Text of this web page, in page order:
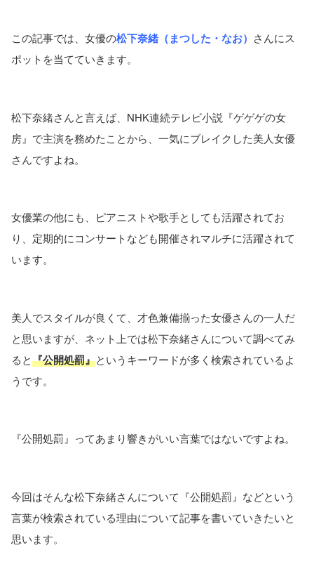
この記事では、女優の松下奈緒（まつした・なお） さんにス
ポットを当てていきます。
松下奈緒さんと言えば、NHK連続テレビ小説『ゲゲゲの女
房』で主演を務めたことから、一気にブレイクした美人女優
さんですよね。
女優業の他にも、ピアニストや歌手としても活躍されてお
り、定期的にコンサートなども開催されマルチに活躍されて
います。
美人でスタイルが良くて、才色兼備揃った女優さんの一人だ
と思いますが、ネット上では松下奈緒さんについて調べてみ
ると『公開処罰』というキーワードが多く検索されているよ
うです。
『公開処罰』ってあまり響きがいい言葉ではないですよね。
今回はそんな松下奈緒さんについて『公開処罰』などという
言葉が検索されている理由について記事を書いていきたいと
思います。